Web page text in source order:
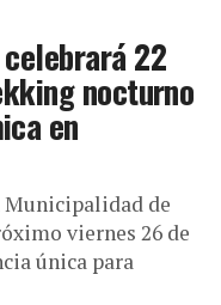
22
nocturno
en
de
viernes 26 de
única para